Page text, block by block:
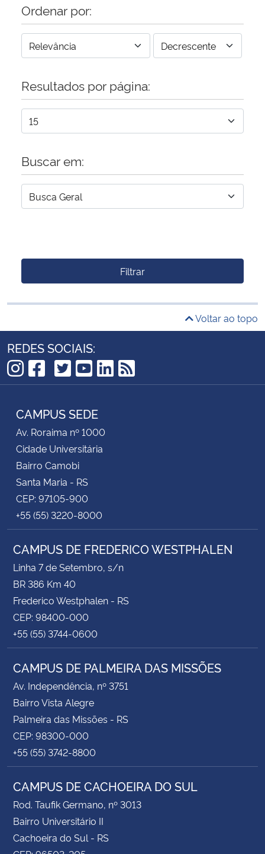
Ordenar por:
Resultados por página:
Buscar em:
Filtrar
Voltar ao topo
REDES SOCIAIS:
Instagram
Facebook
TikTok
Twitter
YouTube
LinkedIn
RSS
CAMPUS SEDE
Av. Roraima nº 1000
Cidade Universitária
Bairro Camobi
Santa Maria - RS
CEP: 97105-900
+55 (55) 3220-8000
CAMPUS DE FREDERICO WESTPHALEN
Linha 7 de Setembro, s/n
BR 386 Km 40
Frederico Westphalen - RS
CEP: 98400-000
+55 (55) 3744-0600
CAMPUS DE PALMEIRA DAS MISSÕES
Av. Independência, nº 3751
Bairro Vista Alegre
Palmeira das Missões - RS
CEP: 98300-000
+55 (55) 3742-8800
CAMPUS DE CACHOEIRA DO SUL
Rod. Taufik Germano, nº 3013
Bairro Universitário II
Cachoeira do Sul - RS